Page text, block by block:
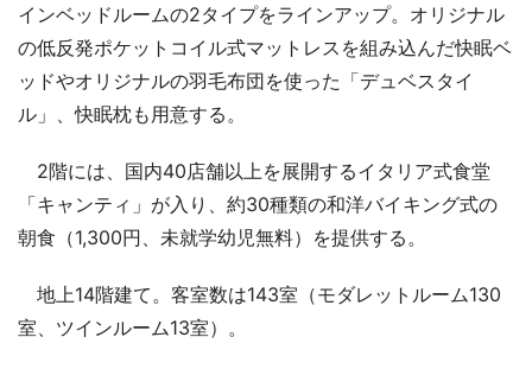
インベッドルームの2タイプをラインアップ。オリジナル
の低反発ポケットコイル式マットレスを組み込んだ快眠ベ
ッドやオリジナルの羽毛布団を使った「デュベスタイ
ル」、快眠枕も用意する。
2階には、国内40店舗以上を展開するイタリア式食堂
「キャンティ」が入り、約30種類の和洋バイキング式の
朝食（1,300円、未就学幼児無料）を提供する。
地上14階建て。客室数は143室（モダレットルーム130
室、ツインルーム13室）。